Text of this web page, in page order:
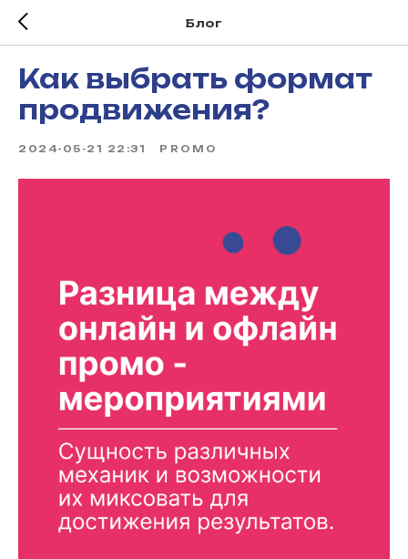
Блог
Как выбрать формат
продвижения?
2024-05-21 22:31 PROMO